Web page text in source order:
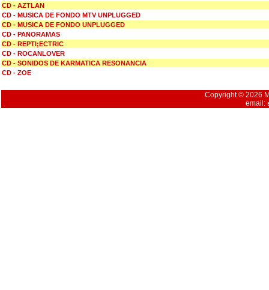
CD - AZTLAN
CD - MUSICA DE FONDO MTV UNPLUGGED
CD - MUSICA DE FONDO UNPLUGGED
CD - PANORAMAS
CD - REPTI;ECTRIC
CD - ROCANLOVER
CD - SONIDOS DE KARMATICA RESONANCIA
CD - ZOE
Copyright © 2026
email: